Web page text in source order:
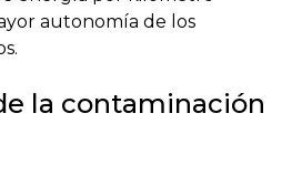
autonomía de los
la contaminación